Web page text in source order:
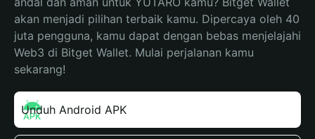
akan menjadi pilihan terbaik kamu. Dipercaya oleh 40
juta pengguna, kamu dapat dengan bebas menjelajahi
Web3 di Bitget Wallet. Mulai perjalanan kamu
sekarang!
Unduh Android APK